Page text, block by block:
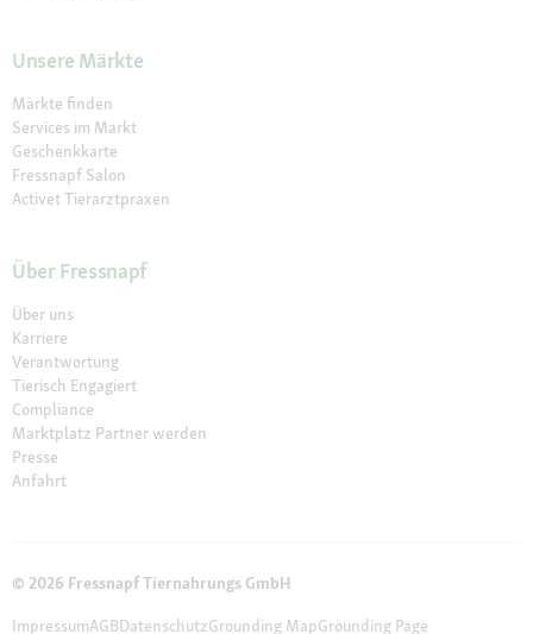
Unsere Märkte
Märkte finden
Services im Markt
Geschenkkarte
Fressnapf Salon
Activet Tierarztpraxen
Über Fressnapf
Über uns
Karriere
Verantwortung
Tierisch Engagiert
Compliance
Marktplatz Partner werden
Presse
Anfahrt
© 2026 Fressnapf Tiernahrungs GmbH
ImpressumAGBDatenschutzGrounding MapGrounding Page